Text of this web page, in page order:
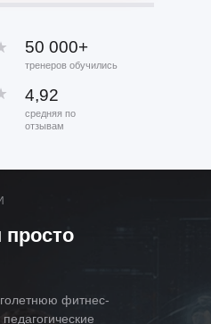
тренеров обучились
50 000+
средняя по
отзывам
4,92
фитнес-